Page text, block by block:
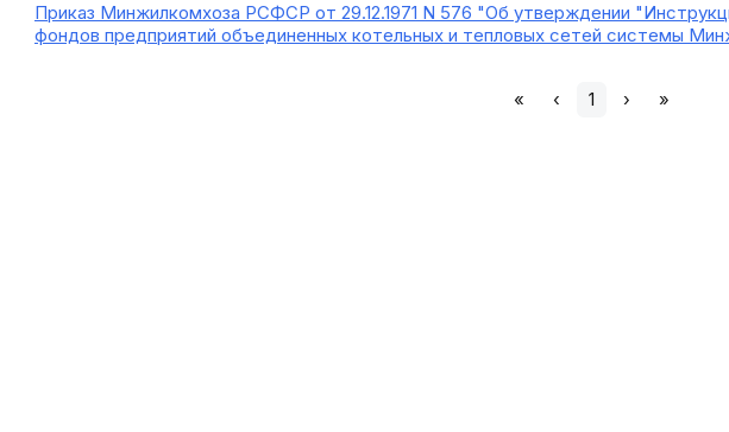
Приказ Минжилкомхоза РСФСР от 29.12.1971 N 576 "Об утверждении
фондов предприятий объединенных котельных и тепловых сетей системы
« ‹ 1 › »